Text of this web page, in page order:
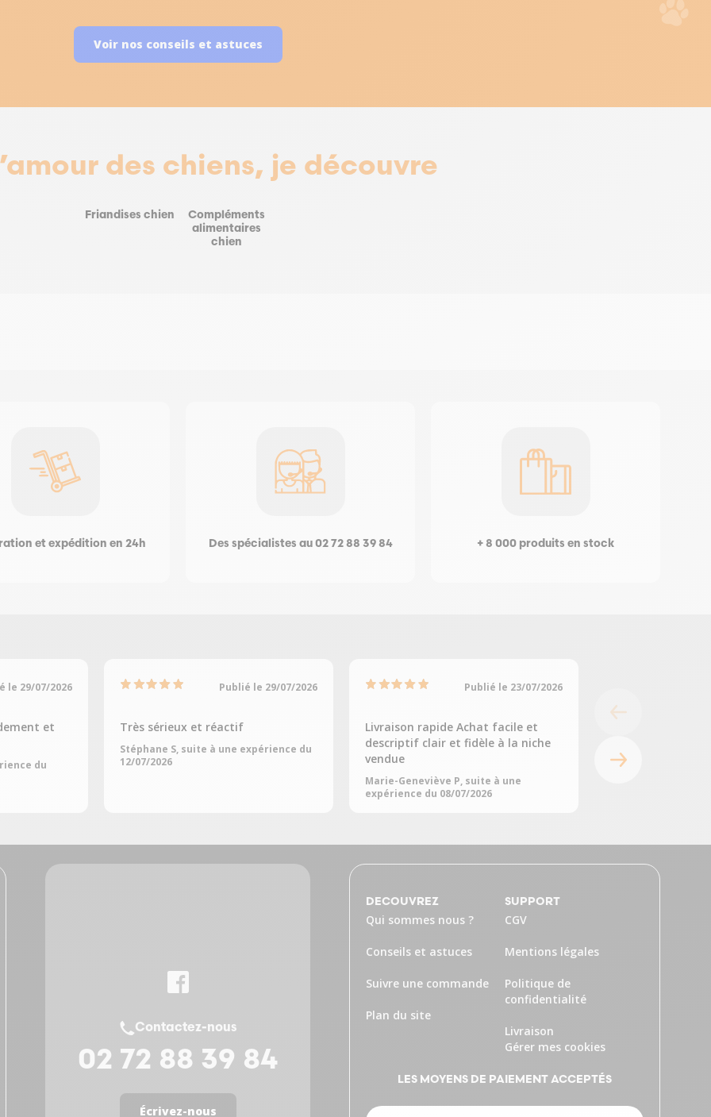
Voir nos conseils et astuces
des chiens, je découvre
Friandises chien
Compléments
alimentaires
chien
et expédition en 24h Des spécialistes au 02 72 88 39 84 + 8 000 produits en stock
le 29/07/2026
et
du
Publié le 29/07/2026
Très sérieux et réactif
Stéphane S, suite à une expérience du
12/07/2026
Publié le 23/07/2026
Livraison rapide Achat facile et
descriptif clair et fidèle à la niche
vendue
Marie-Geneviève P, suite à une
expérience du 08/07/2026
05/07/2026
Contactez-nous
02 72 88 39 84
Écrivez-nous
DECOUVREZ
Qui sommes nous ?
Conseils et astuces
Suivre une commande
Plan du site
SUPPORT
CGV
Mentions légales
Politique de
confidentialité
Livraison
Gérer mes cookies
LES MOYENS DE PAIEMENT ACCEPTÉS